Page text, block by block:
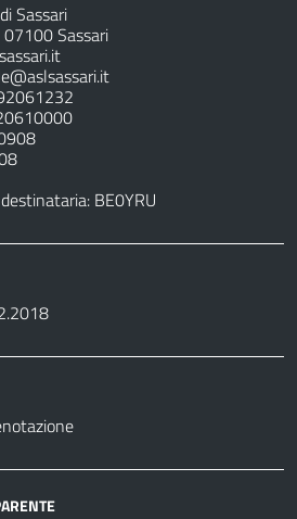
Sassari
Sassari
BE0YRU